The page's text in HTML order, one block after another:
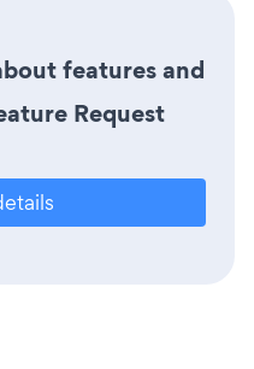
features and
Request